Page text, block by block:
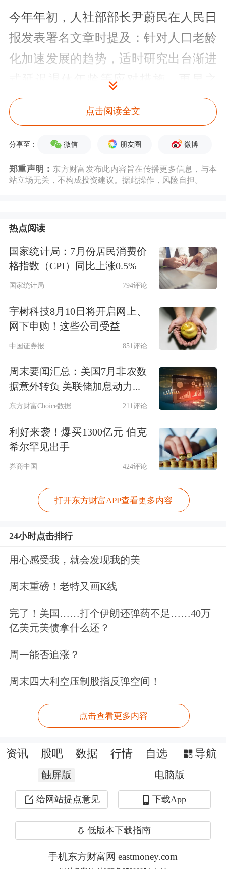
今年年初，人社部部长尹蔚民在人民日
报发表署名文章时提及：针对人口老龄
化加速发展的趋势，适时研究出台渐进
式延迟退休年龄等应对措施。更早之
前，人社部曾明确表示：方案出台后将
充分征求意见并经过5年过渡期，到
2022年正式实施。
建议男女退休年龄统一到60岁
所趋，是国际惯例。
据记者了解，目前发达国家男女退休年
龄大多延长至65岁之上，而发展中国家
男女退休年龄则大多已向60岁靠拢。与
此同时，美国已确定将男女退休年龄在
2027年从现行的66岁延长至67岁，而且
日本则正在考虑将男女退休年龄从现行
65岁延长至70岁，日本甚至还想打
就在今年6月，俄罗斯也推出了延迟退
休计划，计划从2019年起逐步将男性退
休年龄由60岁提高至65岁，女性退休年
龄由55岁提高至63岁。
“目前，我国男女法定退休年龄不仅小
而且不统一，其中，男性退休年龄为60
岁，女干部为55岁，女工人为50岁，女
休年龄仅为50岁，这既是劳动力资源的
社保缴费负担。”董登新称。
参保人群约为8亿人，若按体制类型划
35%，城乡居民参保人数占比为65%；
若按法定退休年龄人群划分，约有83%
的男女参保人是60岁退休，而只有作为
60岁，这一人群占比约为17%。
点击阅读全文
分享至： 微信 朋友圈 微博
郑重声明： 东方财富发布此内容旨在传播更多信息，与本
站立场无关，不构成投资建议。据此操作，风险自担。
热点阅读
国家统计局：7月份居民消费价
格指数（CPI）同比上涨0.5%
国家统计局 794评论
宇树科技8月10日将开启网上、
网下申购！这些公司受益
中国证券报 851评论
周末要闻汇总：美国7月非农数
据意外转负 美联储加息动力...
东方财富Choice数据 211评论
利好来袭！爆买1300亿元 伯克
希尔罕见出手
券商中国 424评论
打开东方财富APP查看更多内容
24小时点击排行
用心感受我，就会发现我的美
周末重磅！老特又画K线
完了！美国……打个伊朗还弹药不足……40万
亿美元美债拿什么还？
周一能否追涨？
周末四大利空压制股指反弹空间！
点击查看更多内容
资讯 股吧 数据 行情 自选 导航
触屏版 电脑版
给网站提点意见 下载App
低版本下载指南
手机东方财富网 eastmoney.com